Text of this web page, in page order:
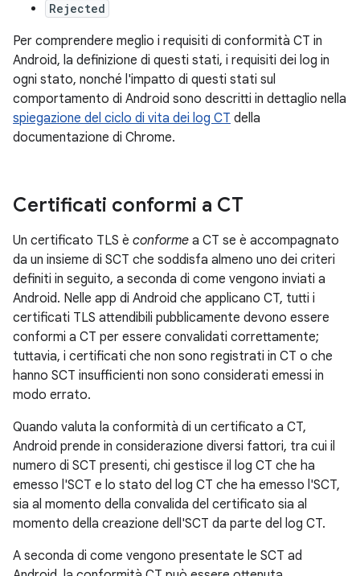
Rejected
Per comprendere meglio i requisiti di conformità CT in
Android, la definizione di questi stati, i requisiti dei log in
ogni stato, nonché l'impatto di questi stati sul
comportamento di Android sono descritti in dettaglio nella
spiegazione del ciclo di vita dei log CT della
documentazione di Chrome.
Certificati conformi a CT
Un certificato TLS è conforme a CT se è accompagnato
da un insieme di SCT che soddisfa almeno uno dei criteri
definiti in seguito, a seconda di come vengono inviati a
Android. Nelle app di Android che applicano CT, tutti i
certificati TLS attendibili pubblicamente devono essere
conformi a CT per essere convalidati correttamente;
tuttavia, i certificati che non sono registrati in CT o che
hanno SCT insufficienti non sono considerati emessi in
modo errato.
Quando valuta la conformità di un certificato a CT,
Android prende in considerazione diversi fattori, tra cui il
numero di SCT presenti, chi gestisce il log CT che ha
emesso l'SCT e lo stato del log CT che ha emesso l'SCT,
sia al momento della convalida del certificato sia al
momento della creazione dell'SCT da parte del log CT.
A seconda di come vengono presentate le SCT ad